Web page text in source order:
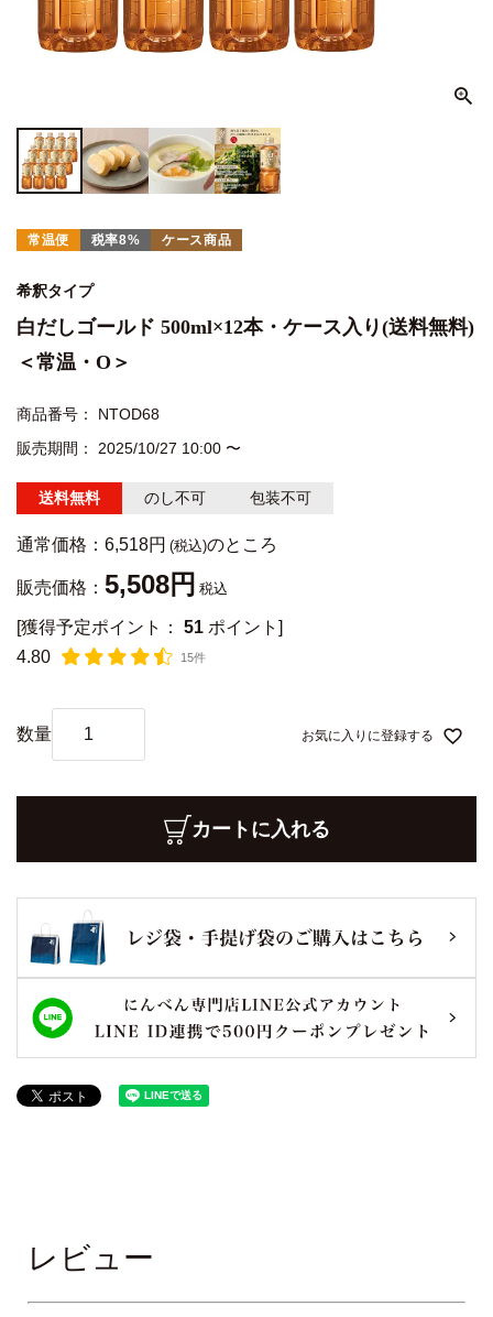
常温便 税率8% ケース商品
希釈タイプ
白だしゴールド 500ml×12本・ケース入り(送料無料)
＜常温・O＞
商品番号
NTOD68
販売期間
2025/10/27 10:00 〜
送料無料 のし不可 包装不可
通常価格： 6,518 のところ
販売価格： 5,508 税込
[獲得予定ポイント： 51 ポイント]
4.80
15件
お気に入りに登録する
カートに入れる
レビュー